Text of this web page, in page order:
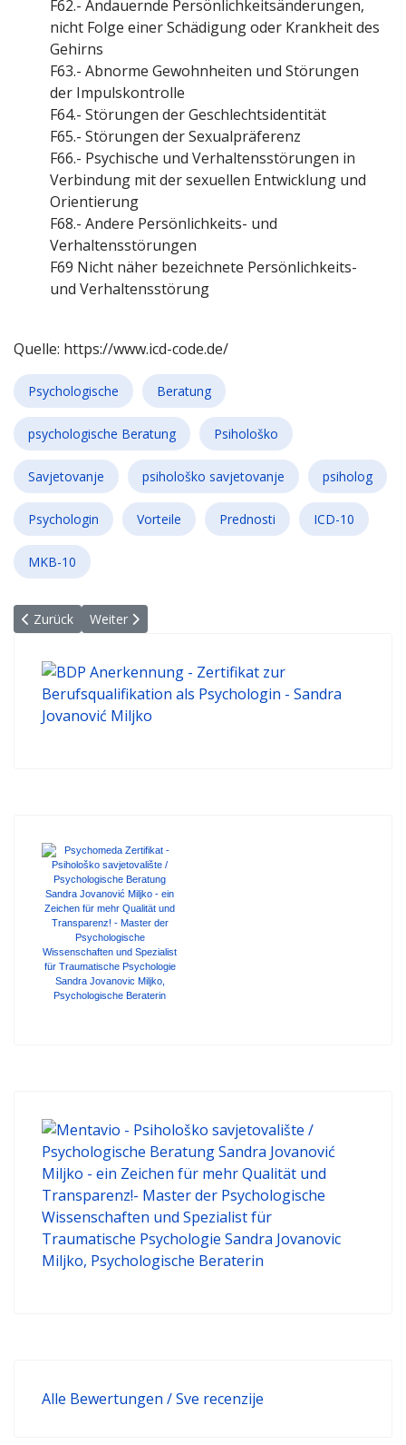
F62.- Andauernde Persönlichkeitsänderungen,
nicht Folge einer Schädigung oder Krankheit des
Gehirns
F63.- Abnorme Gewohnheiten und Störungen
der Impulskontrolle
F64.- Störungen der Geschlechtsidentität
F65.- Störungen der Sexualpräferenz
F66.- Psychische und Verhaltensstörungen in
Verbindung mit der sexuellen Entwicklung und
Orientierung
F68.- Andere Persönlichkeits- und
Verhaltensstörungen
F69 Nicht näher bezeichnete Persönlichkeits-
und Verhaltensstörung
Quelle: https://www.icd-code.de/
Psychologische Beratung
psychologische Beratung Psihološko
Savjetovanje psihološko savjetovanje psiholog
Psychologin Vorteile Prednosti ICD-10
MKB-10
Vorheriger Beitrag: F70-F79 Intelligenzstörung
Zurück Nächster Beitrag: F50-F59 Verhaltensauffälligkeiten
Weiter
Alle Bewertungen / Sve recenzije